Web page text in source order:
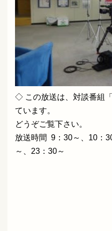
◇ この放送は、 対談番組
ています。
どうぞご覧下さい。
放送時間 9：30～、10：
～、23：30～